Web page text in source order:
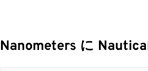
Nanometers に